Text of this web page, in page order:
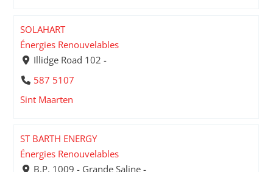
SOLAHART
Énergies Renouvelables
Illidge Road 102 -
587 5107
Sint Maarten
ST BARTH ENERGY
Énergies Renouvelables
B.P. 1009 - Grande Saline -